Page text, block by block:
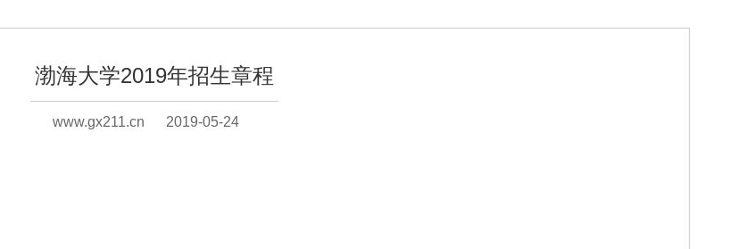
渤海大学2019年招生章程
www.gx211.cn 2019-05-24